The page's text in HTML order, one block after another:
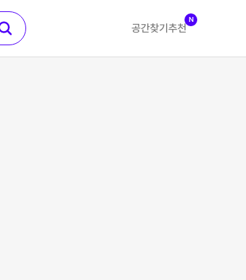
공간찾기 추천
N